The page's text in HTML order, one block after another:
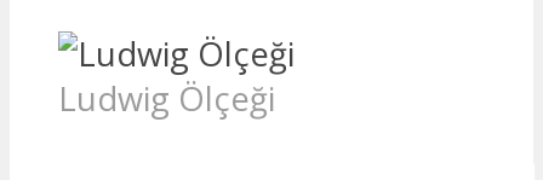
Ludwig Ölçeği